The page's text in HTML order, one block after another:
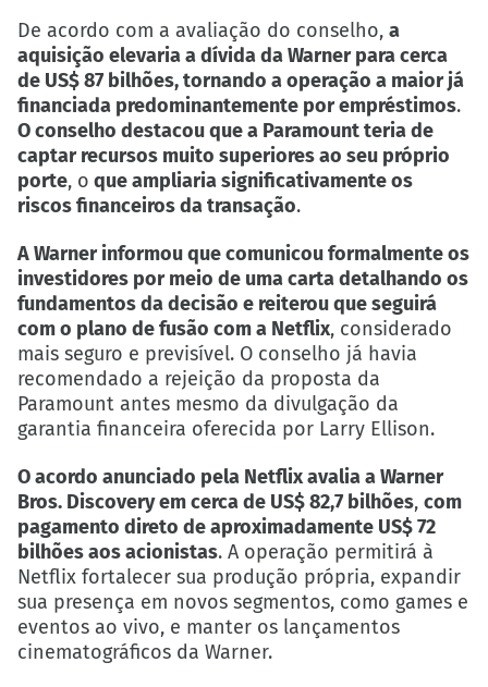
De acordo com a avaliação do conselho, a
aquisição elevaria a dívida da Warner para cerca
de US$ 87 bilhões, tornando a operação a maior já
financiada predominantemente por empréstimos.
O conselho destacou que a Paramount teria de
captar recursos muito superiores ao seu próprio
porte, o que ampliaria significativamente os
riscos financeiros da transação.
A Warner informou que comunicou formalmente os
investidores por meio de uma carta detalhando os
fundamentos da decisão e reiterou que seguirá
com o plano de fusão com a Netflix, considerado
mais seguro e previsível. O conselho já havia
recomendado a rejeição da proposta da
Paramount antes mesmo da divulgação da
garantia financeira oferecida por Larry Ellison.
O acordo anunciado pela Netflix avalia a Warner
Bros. Discovery em cerca de US$ 82,7 bilhões, com
pagamento direto de aproximadamente US$ 72
bilhões aos acionistas. A operação permitirá à
Netflix fortalecer sua produção própria, expandir
sua presença em novos segmentos, como games e
eventos ao vivo, e manter os lançamentos
cinematográficos da Warner.